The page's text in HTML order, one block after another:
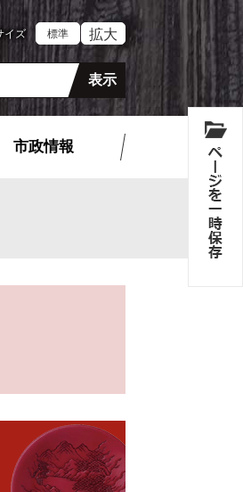
イズ 標準 拡大
市政情報